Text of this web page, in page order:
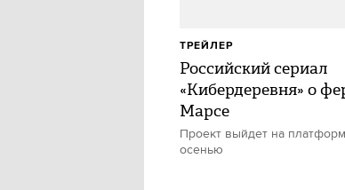
Российский сериал
«Кибердеревня» о
Марсе
Проект выйдет на
осенью
ТРЕЙЛЕР